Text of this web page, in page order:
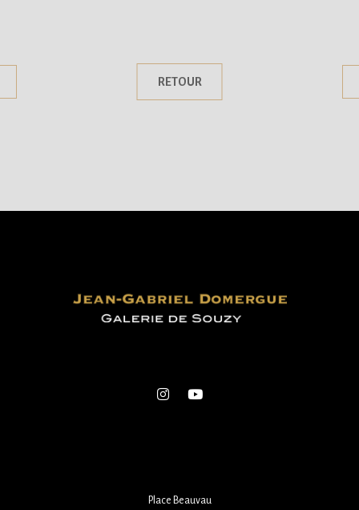
Place Beauvau